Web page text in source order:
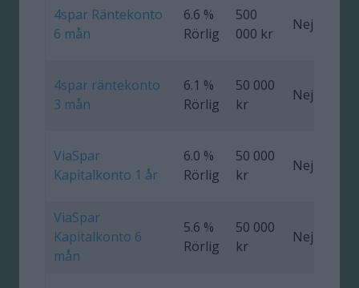
4spar Räntekonto
6 mån
6.6 %
Rörlig
500
000 kr
Nej
4spar räntekonto
3 mån
6.1 %
Rörlig
50 000
kr
Nej
ViaSpar
Kapitalkonto 1 år
6.0 %
Rörlig
50 000
kr
Nej
ViaSpar
Kapitalkonto 6
mån
5.6 %
Rörlig
50 000
kr
Nej